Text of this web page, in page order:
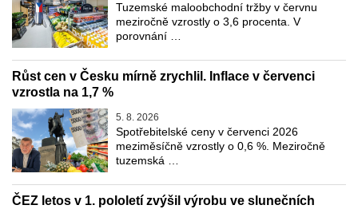
Tuzemské maloobchodní tržby v červnu
meziročně vzrostly o 3,6 procenta. V
porovnání …
Růst cen v Česku mírně zrychlil. Inflace v červenci
vzrostla na 1,7 %
5. 8. 2026
Spotřebitelské ceny v červenci 2026
meziměsíčně vzrostly o 0,6 %. Meziročně
tuzemská …
ČEZ letos v 1. pololetí zvýšil výrobu ve slunečních